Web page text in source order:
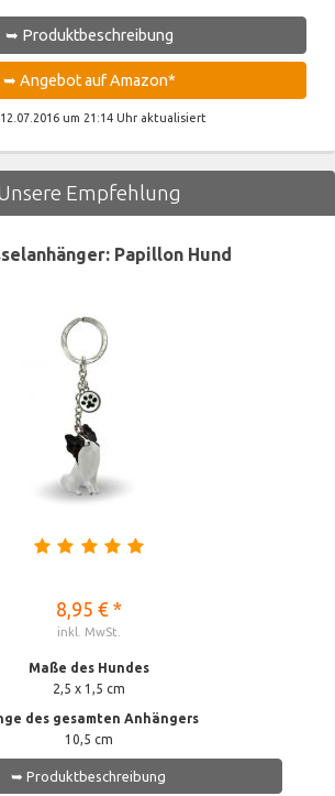
➥ Produktbeschreibung
➥ Angebot auf Amazon*
um 21:14 Uhr aktualisiert
Empfehlung
Papillon Hund
8,95 € *
inkl. MwSt.
Maße des Hundes
2,5 x 1,5 cm
des gesamten Anhängers
10,5 cm
➥ Produktbeschreibung